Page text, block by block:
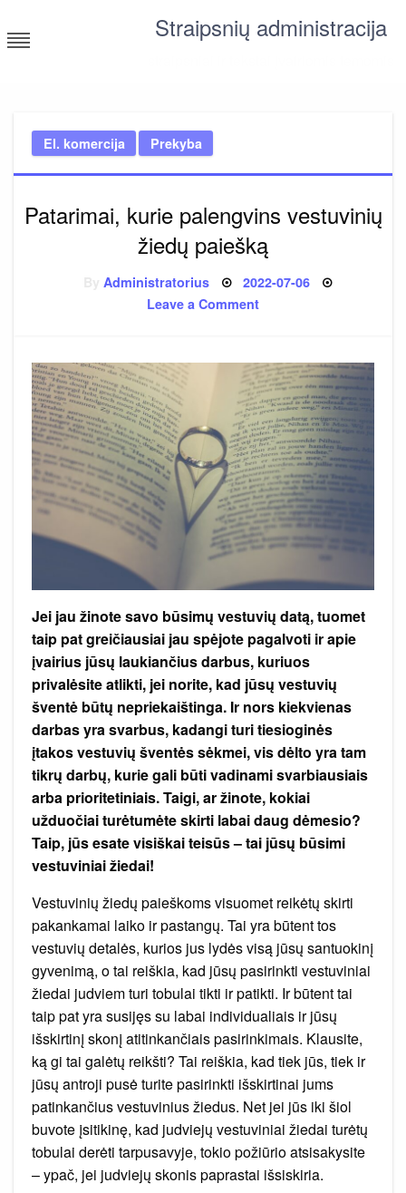
to
content
Straipsnių administracija
El. komercija Prekyba
Patarimai, kurie palengvins vestuvinių
žiedų paiešką
Administratorius Posted
2022-07-06
Leave a Commenton
žiedų
paiešką
Jei jau žinote savo būsimų vestuvių datą, tuomet
taip pat greičiausiai jau spėjote pagalvoti ir apie
įvairius jūsų laukiančius darbus, kuriuos
privalėsite atlikti, jei norite, kad jūsų vestuvių
šventė būtų nepriekaištinga. Ir nors kiekvienas
darbas yra svarbus, kadangi turi tiesioginės
įtakos vestuvių šventės sėkmei, vis dėlto yra tam
tikrų darbų, kurie gali būti vadinami svarbiausiais
arba prioritetiniais. Taigi, ar žinote, kokiai
užduočiai turėtumėte skirti labai daug dėmesio?
Taip, jūs esate visiškai teisūs – tai jūsų būsimi
vestuviniai žiedai!
Vestuvinių žiedų paieškoms visuomet reikėtų skirti
pakankamai laiko ir pastangų. Tai yra būtent tos
vestuvių detalės, kurios jus lydės visą jūsų santuokinį
gyvenimą, o tai reiškia, kad jūsų pasirinkti vestuviniai
žiedai judviem turi tobulai tikti ir patikti. Ir būtent tai
taip pat yra susijęs su labai individualiais ir jūsų
išskirtinį skonį atitinkančiais pasirinkimais. Klausite,
ką gi tai galėtų reikšti? Tai reiškia, kad tiek jūs, tiek ir
jūsų antroji pusė turite pasirinkti išskirtinai jums
patinkančius vestuvinius žiedus. Net jei jūs iki šiol
buvote įsitikinę, kad judviejų vestuviniai žiedai turėtų
tobulai derėti tarpusavyje, tokio požiūrio atsisakysite
– ypač, jei judviejų skonis paprastai išsiskiria.